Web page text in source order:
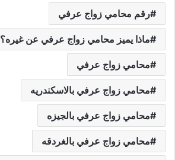
رقم محامي زواج عرفي
ماذا يميز محامي زواج عرفي عن غيره؟
محامي زواج عرفي
محامي زواج عرفي بالاسكندريه
محامي زواج عرفي بالجيزه
محامي زواج عرفي بالغردقه